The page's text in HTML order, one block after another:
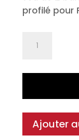
profilé pour
toit
Ajouter